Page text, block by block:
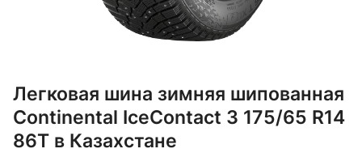
Легковая шина зимняя шипованная
Continental IceContact 3 175/65 R14
86T в Казахстане